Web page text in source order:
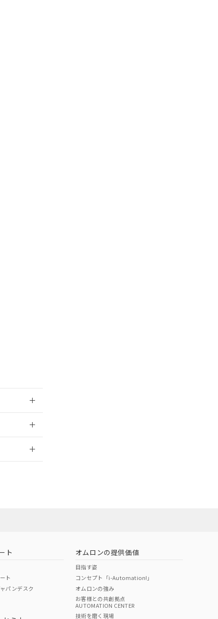
き作成されるも
御機器販売店・
ようお願いしま
社の共同利用者
とをご了承くだ
1000ppm以下、
年1月12日よ
) : 1000ppm、
、
ない年数を意
これらの製造装
通知します。
、取り引きをい
ムロン制御
ト
ト
パンデスク
オムロンの提供価値
目指す姿
コンセプト「i-Automation!」
オムロンの強み
お客様との共創拠点
AUTOMATION CENTER
技術を磨く現場